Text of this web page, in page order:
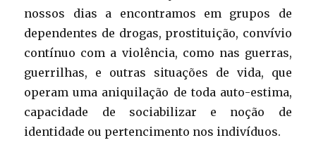
nossos dias a encontramos em grupos de
dependentes de drogas, prostituição, convívio
contínuo com a violência, como nas guerras,
guerrilhas, e outras situações de vida, que
operam uma aniquilação de toda auto-estima,
capacidade de sociabilizar e noção de
identidade ou pertencimento nos indivíduos.